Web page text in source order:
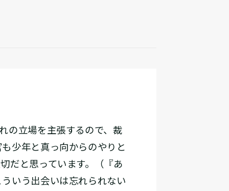
の立場を主張するので、裁
少年と真っ向からのやりと
だと思っています。（『あ
いう出会いは忘れられない